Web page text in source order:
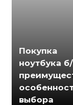
Покупка
ноутбука
выбора